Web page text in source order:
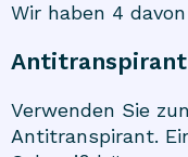
Wir haben 4
Antitranspirant
Verwenden Sie
Antitranspirant.